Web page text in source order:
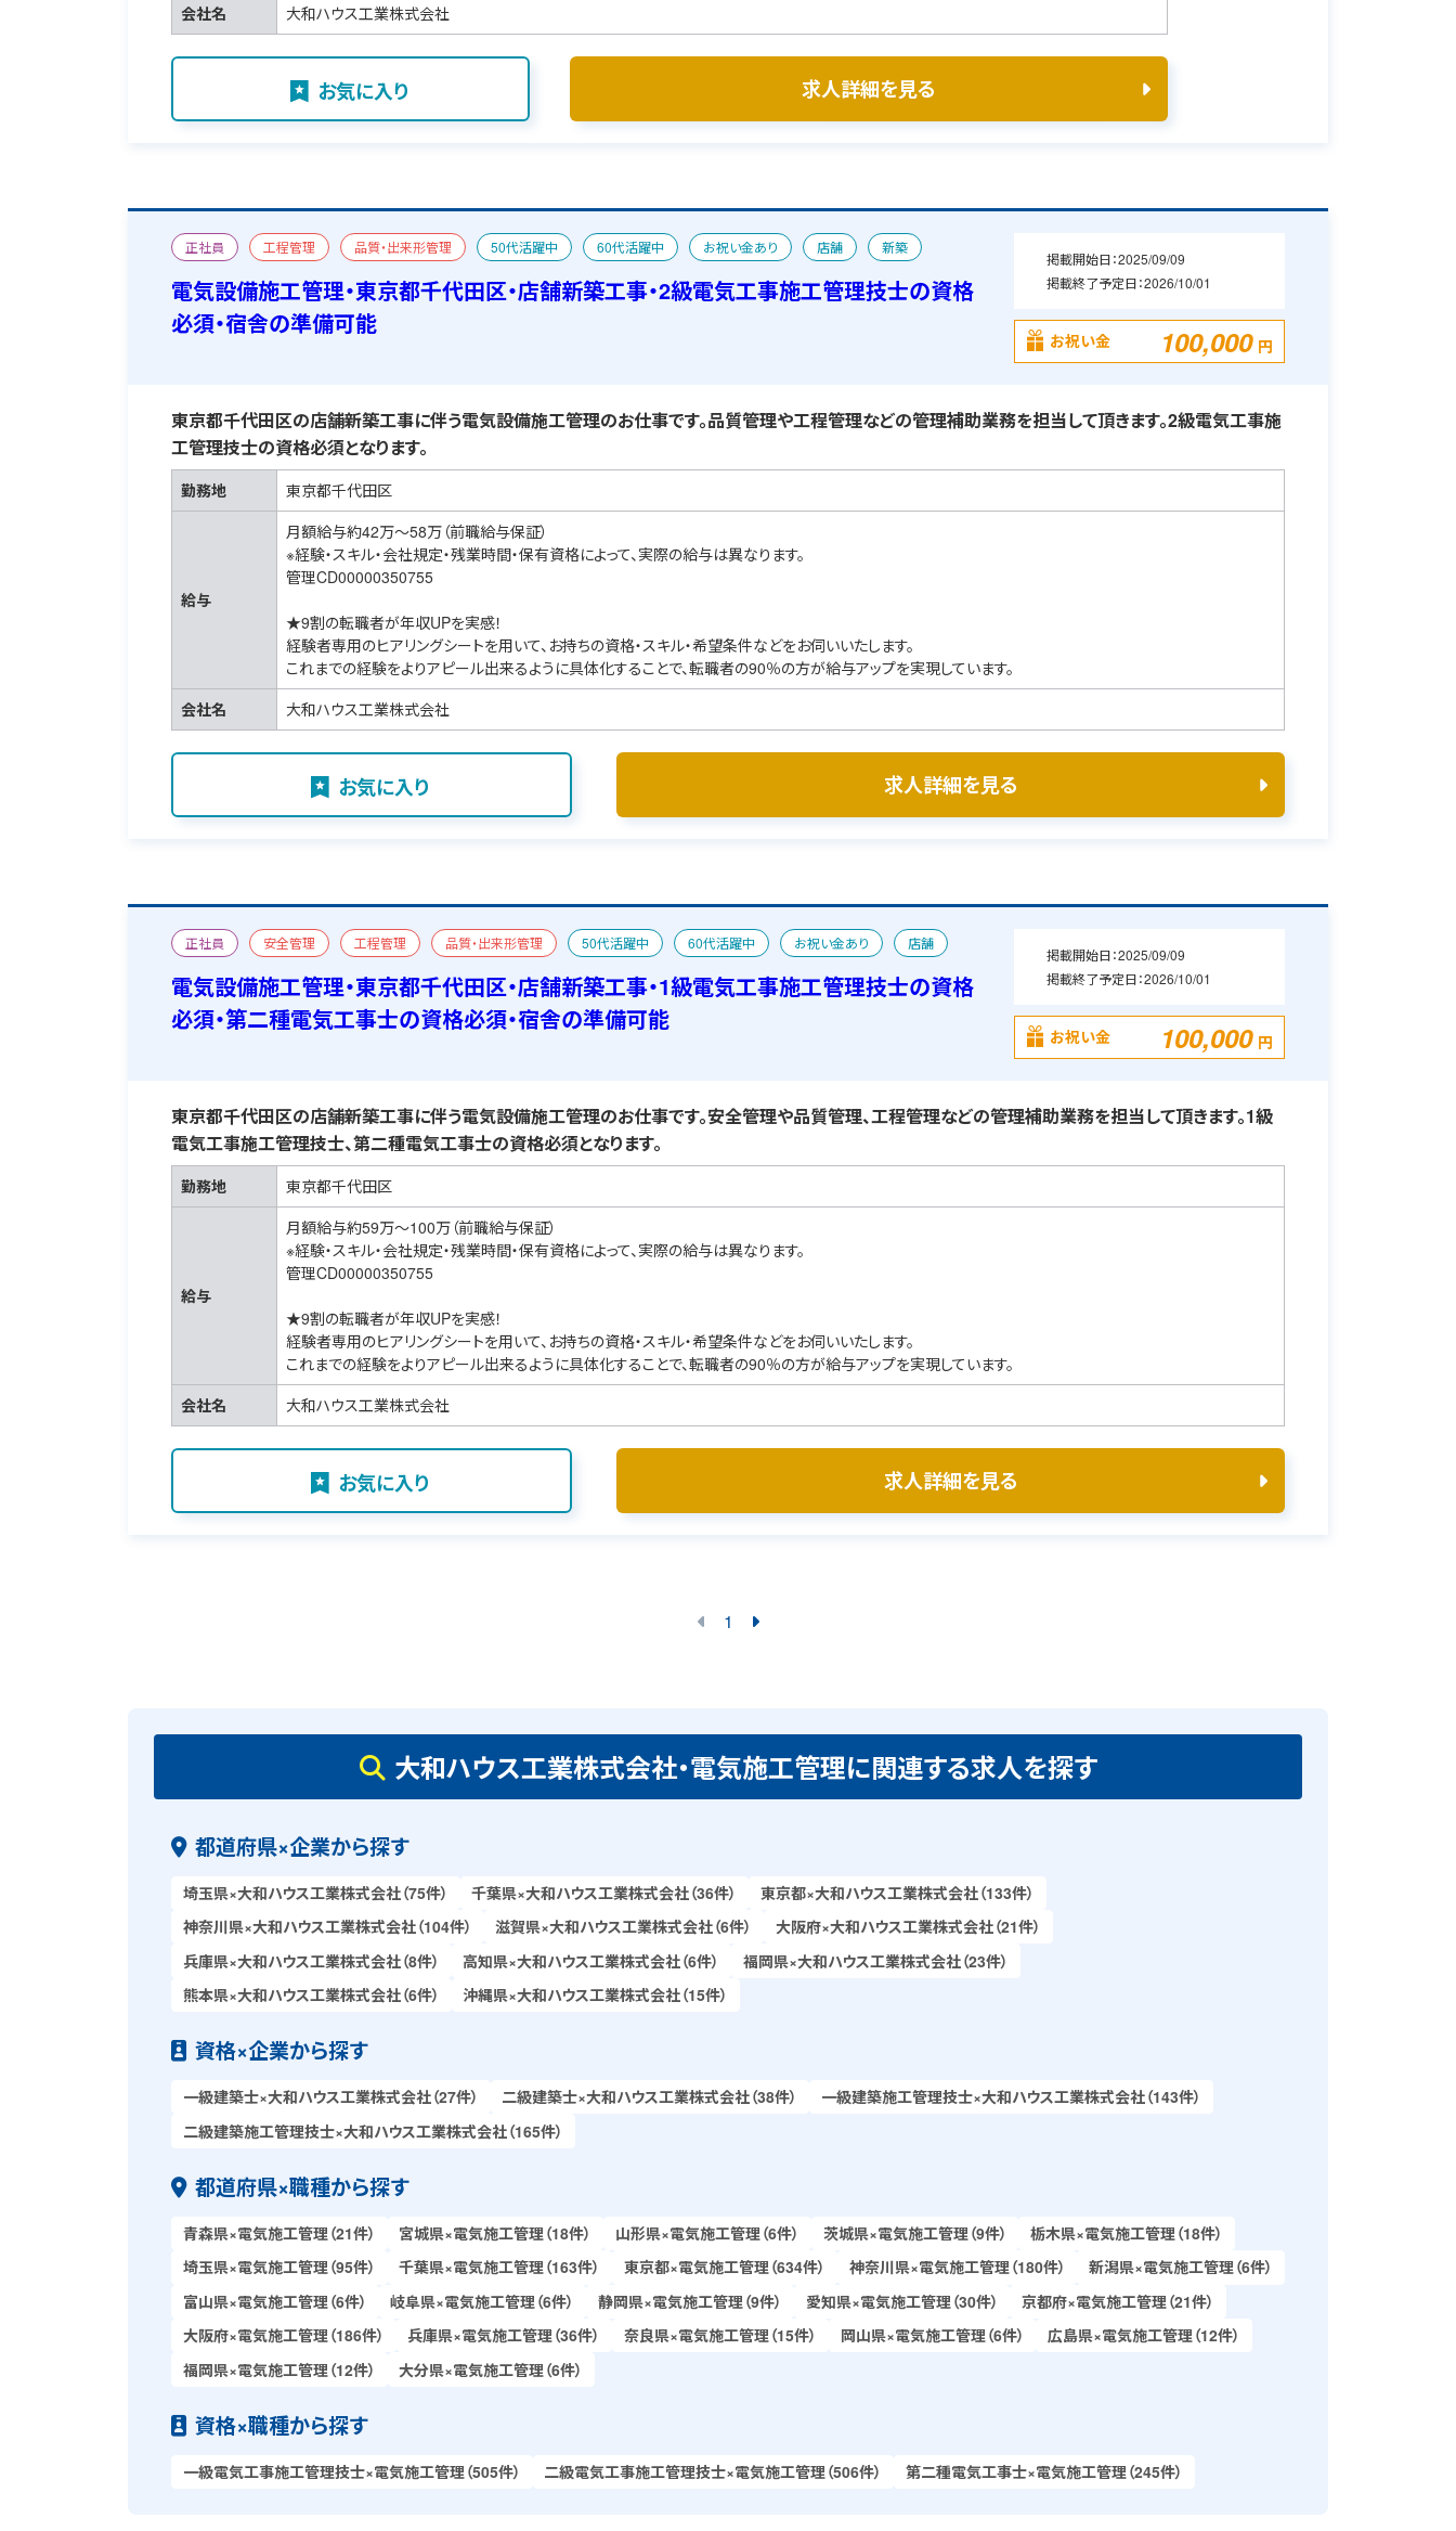
会社名
大和ハウス工業株式会社
お気に入り 求人詳細を見る
正社員 工程管理 品質・出来形管理 50代活躍中 60代活躍中 お祝い金あり 店舗
新築
新築
二級電気工事施工管理技士 おすすめ求人 宿舎あり
電気設備施工管理・東京都千代田区・店舗新築工事・2級電気工事施工管理技士の資格
必須・宿舎の準備可能
掲載開始日：2025/09/09
掲載終了予定日：2026/10/01
お祝い金 100,000 円
東京都千代田区の店舗新築工事に伴う電気設備施工管理のお仕事です。品質管理や工程管理などの管理補助業務を担当して頂きます。2級電気工事施
工管理技士の資格必須となります。
勤務地 東京都千代田区
給与
月額給与約42万～58万（前職給与保証）
※経験・スキル・会社規定・残業時間・保有資格によって、実際の給与は異なります。
管理CD00000350755
★9割の転職者が年収UPを実感！
経験者専用のヒアリングシートを用いて、お持ちの資格・スキル・希望条件などをお伺いいたします。
これまでの経験をよりアピール出来るように具体化することで、転職者の90％の方が給与アップを実現しています。
会社名
大和ハウス工業株式会社
お気に入り 求人詳細を見る
正社員 安全管理 工程管理 品質・出来形管理 50代活躍中 60代活躍中 お祝い金あり
店舗
新築
新築 第二種電気工事士 一級電気工事施工管理技士 おすすめ求人 宿舎あり
電気設備施工管理・東京都千代田区・店舗新築工事・1級電気工事施工管理技士の資格
必須・第二種電気工事士の資格必須・宿舎の準備可能
掲載開始日：2025/09/09
掲載終了予定日：2026/10/01
お祝い金 100,000 円
東京都千代田区の店舗新築工事に伴う電気設備施工管理のお仕事です。安全管理や品質管理、工程管理などの管理補助業務を担当して頂きます。1級
電気工事施工管理技士、第二種電気工事士の資格必須となります。
勤務地 東京都千代田区
給与
月額給与約59万～100万（前職給与保証）
※経験・スキル・会社規定・残業時間・保有資格によって、実際の給与は異なります。
管理CD00000350755
★9割の転職者が年収UPを実感！
経験者専用のヒアリングシートを用いて、お持ちの資格・スキル・希望条件などをお伺いいたします。
これまでの経験をよりアピール出来るように具体化することで、転職者の90％の方が給与アップを実現しています。
会社名
大和ハウス工業株式会社
お気に入り 求人詳細を見る
1
大和ハウス工業株式会社・電気施工管理に関連する求人を探す
都道府県×企業から探す
埼玉県×大和ハウス工業株式会社（75件） 千葉県×大和ハウス工業株式会社（36件）
東京都×大和ハウス工業株式会社（133件）
神奈川県×大和ハウス工業株式会社（104件）
滋賀県×大和ハウス工業株式会社（6件）
大阪府×大和ハウス工業株式会社（21件）
兵庫県×大和ハウス工業株式会社（8件）
高知県×大和ハウス工業株式会社（6件）
福岡県×大和ハウス工業株式会社（23件）
熊本県×大和ハウス工業株式会社（6件）
沖縄県×大和ハウス工業株式会社（15件）
資格×企業から探す
一級建築士×大和ハウス工業株式会社（27件） 二級建築士×大和ハウス工業株式会社（38件）
一級建築施工管理技士×大和ハウス工業株式会社（143件）
二級建築施工管理技士×大和ハウス工業株式会社（165件）
都道府県×職種から探す
青森県×電気施工管理（21件） 宮城県×電気施工管理（18件） 山形県×電気施工管理（6件） 茨城県×電気施工管理（9件）
栃木県×電気施工管理（18件）
埼玉県×電気施工管理（95件）
千葉県×電気施工管理（163件） 東京都×電気施工管理（634件） 神奈川県×電気施工管理（180件）
新潟県×電気施工管理（6件）
富山県×電気施工管理（6件）
岐阜県×電気施工管理（6件） 静岡県×電気施工管理（9件） 愛知県×電気施工管理（30件）
京都府×電気施工管理（21件）
大阪府×電気施工管理（186件）
兵庫県×電気施工管理（36件） 奈良県×電気施工管理（15件） 岡山県×電気施工管理（6件）
広島県×電気施工管理（12件）
福岡県×電気施工管理（12件）
大分県×電気施工管理（6件）
資格×職種から探す
一級電気工事施工管理技士×電気施工管理（505件） 二級電気工事施工管理技士×電気施工管理（506件） 第二種電気工事士×電気施工管理（245件）